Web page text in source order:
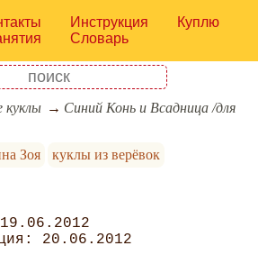
Инструкция
Куплю
Словарь
куклы
Синий Конь и Всадница /для
Зоя
куклы из верёвок
19.06.2012
20.06.2012